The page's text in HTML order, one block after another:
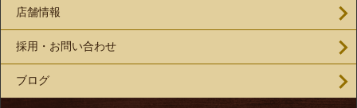
店舗情報
採用・お問い合わせ
ブログ